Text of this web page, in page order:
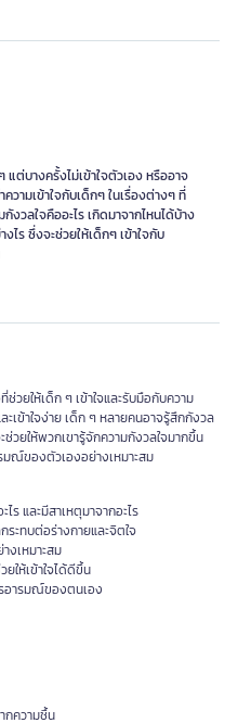
ต่บางครั้งไม่เข้าใจตัวเอง หรืออาจ
วามเข้าใจกับเด็กๆ ในเรื่องต่างๆ ที่
วลใจคืออะไร เกิดมาจากไหนได้บ้าง
ไร ซึ่งจะช่วยให้เด็กๆ เข้าใจกับ
วยให้เด็ก ๆ เข้าใจและรับมือกับความ
เข้าใจง่าย เด็ก ๆ หลายคนอาจรู้สึกกังวล
ช่วยให้พวกเขารู้จักความกังวลใจมากขึ้น
ณ์ของตัวเองอย่างเหมาะสม
ไร และมีสาเหตุมาจากอะไร
ระทบต่อร่างกายและจิตใจ
งเหมาะสม
ให้เข้าใจได้ดีขึ้น
รอารมณ์ของตนเอง
กความชื้น